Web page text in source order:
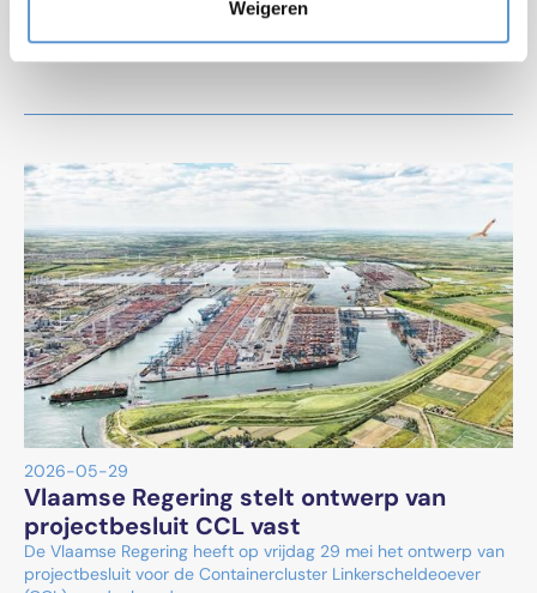
Weigeren
standpunten over het deelproject binnen het complex project
Lees meer
2026-05-29
Vlaamse Regering stelt ontwerp van
projectbesluit CCL vast
De Vlaamse Regering heeft op vrijdag 29 mei het ontwerp van
projectbesluit voor de Containercluster Linkerscheldeoever